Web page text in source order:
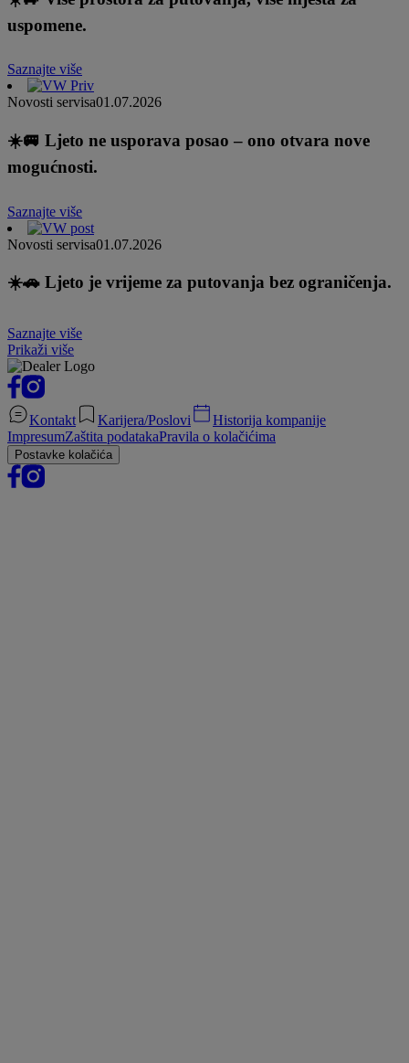
uspomene.
Saznajte više
Novosti servisa01.07.2026
☀️🚐 Ljeto ne usporava posao – ono otvara nove
mogućnosti.
Saznajte više
Novosti servisa01.07.2026
☀️🚗 Ljeto je vrijeme za putovanja bez ograničenja.
Saznajte više
Prikaži više
Kontakt Karijera/Poslovi
Historija kompanije
ImpresumZaštita podatakaPravila o kolačićima
Postavke kolačića